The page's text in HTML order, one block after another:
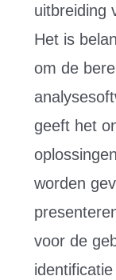
uitbreiding
Het is
om de
geeft het
worden
voor de